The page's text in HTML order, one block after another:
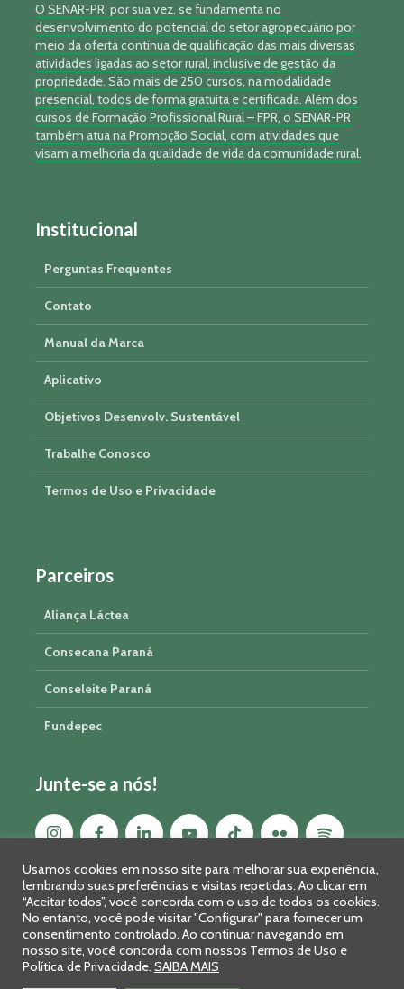
O SENAR-PR, por sua vez, se fundamenta no
desenvolvimento do potencial do setor agropecuário por
meio da oferta contínua de qualificação das mais diversas
atividades ligadas ao setor rural, inclusive de gestão da
propriedade. São mais de 250 cursos, na modalidade
presencial, todos de forma gratuita e certificada. Além dos
cursos de Formação Profissional Rural – FPR, o SENAR-PR
também atua na Promoção Social, com atividades que
visam a melhoria da qualidade de vida da comunidade rural.
Institucional
Perguntas Frequentes
Contato
Manual da Marca
Aplicativo
Objetivos Desenvolv. Sustentável
Trabalhe Conosco
Termos de Uso e Privacidade
Parceiros
Aliança Láctea
Consecana Paraná
Conseleite Paraná
Fundepec
Junte-se a nós!
Sistema FAEP/SENAR-PR © 2026 · R. Marechal Deodoro, 450, 14º
Usamos cookies em nosso site para melhorar sua experiência,
lembrando suas preferências e visitas repetidas. Ao clicar em
“Aceitar todos”, você concorda com o uso de todos os cookies.
No entanto, você pode visitar "Configurar" para fornecer um
consentimento controlado. Ao continuar navegando em
nosso site, você concorda com nossos Termos de Uso e
Política de Privacidade. SAIBA MAIS